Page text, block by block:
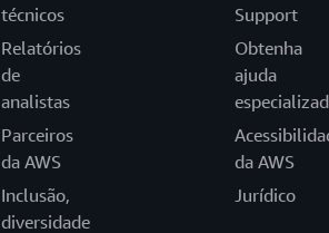
técnicos
Relatórios
de
analistas
Parceiros
da AWS
Inclusão,
diversidade
Support
Obtenha
ajuda
da AWS
Jurídico